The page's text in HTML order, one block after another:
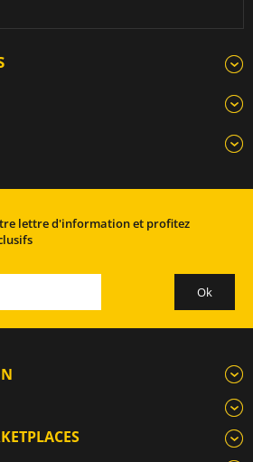
lettre d'information et profitez